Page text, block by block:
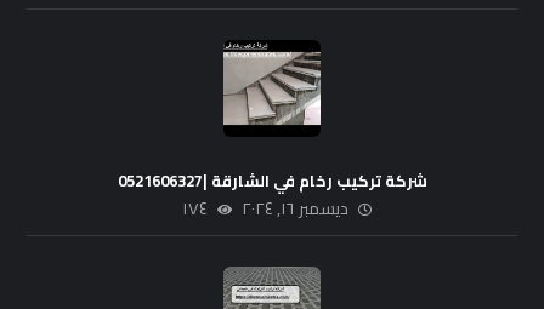
شركة تركيب رخام في الشارقة |0521606327
ديسمبر ١٦, ٢٠٢٤ ١٧٤